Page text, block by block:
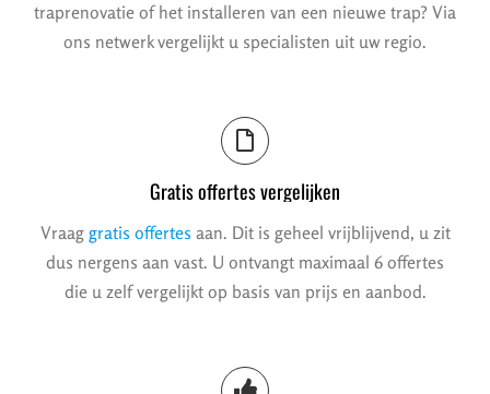
traprenovatie of het installeren van een nieuwe trap? Via
ons netwerk vergelijkt u specialisten uit uw regio.
Gratis offertes vergelijken
Vraag gratis offertes aan. Dit is geheel vrijblijvend, u zit
dus nergens aan vast. U ontvangt maximaal 6 offertes
die u zelf vergelijkt op basis van prijs en aanbod.